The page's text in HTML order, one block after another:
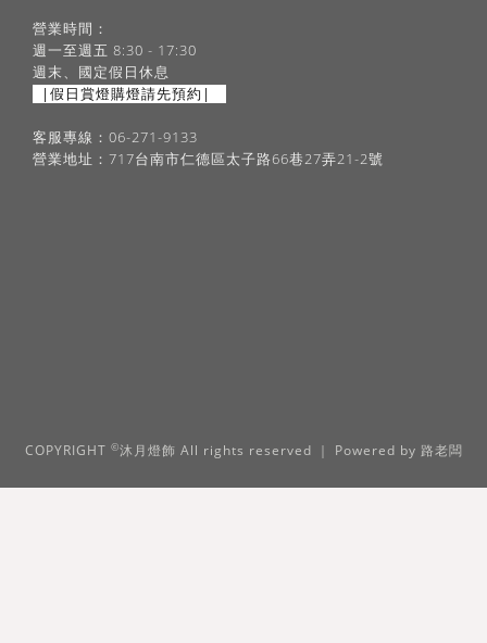
營業時間：
週一至週五 8:30 - 17:30
週末、國定假日休息
|假日賞燈購燈請先預約|
客服專線：06-271-9133
營業地址：717台南市仁德區太子路66巷27弄21-2號
COPYRIGHT ©沐月燈飾 All rights reserved ｜ Powered by 路老闆